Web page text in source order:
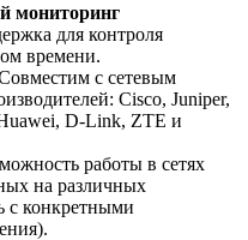
мониторинг
для контроля
времени.
с сетевым
Cisco, Juniper,
D-Link, ZTE и
работы в сетях
на различных
с конкретными